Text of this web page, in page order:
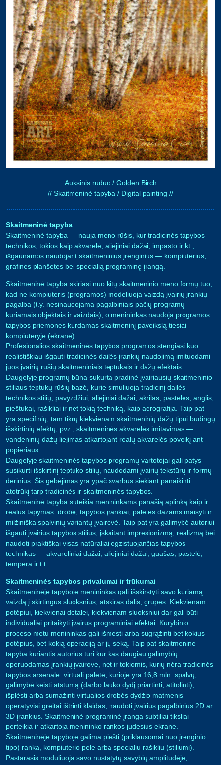
Auksinis ruduo / Golden Birch
// Skaitmeninė tapyba / Digital painting //
Skaitmeninė tapyba
Skaitmeninė tapyba — nauja meno rūšis, kur tradicinės tapybos
technikos, tokios kaip akvarelė, aliejiniai dažai, impasto ir kt.,
išgaunamos naudojant skaitmeninius įrenginius — kompiuterius,
grafines planšetes bei specialią programinę įrangą.
Skaitmeninė tapyba skiriasi nuo kitų skaitmeninio meno formų tuo,
kad ne kompiuteris (programos) modeliuoja vaizdą įvairių įrankių
pagalba (t.y. nesinaudojama pagalbiniais pačių programų
kuriamais objektais ir vaizdais), o menininkas naudoja programos
tapybos priemones kurdamas skaitmeninį paveikslą tiesiai
kompiuteryje (ekrane).
Profesionalios skaitmeninės tapybos programos stengiasi kuo
realistiškiau išgauti tradicinės dailės įrankių naudojimą imituodami
juos įvairių rūšių skaitmeniniais teptukais ir dažų efektais.
Daugelyje programų būna sukurta pradinė įvairiausių skaitmeninio
stiliaus teptukų rūšių bazė, kurie simuliuoja tradicinį dailės
technikos stilių, pavyzdžiui, aliejiniai dažai, akrilas, pastelės, anglis,
pieštukai, rašikliai ir net tokią techniką, kaip aerografija. Taip pat
yra specifinių, tam tikrų kiekvienam skaitmeninių dažų tipui būdingų
išskirtinių efektų, pvz., skaitmeninės akvarelės imitavimas —
vandeninių dažų liejimas atkartojant realų akvarelės poveikį ant
popieriaus.
Daugelyje skaitmeninės tapybos programų vartotojai gali patys
susikurti išskirtinį teptuko stilių, naudodami įvairių tekstūrų ir formų
derinius. Šis gebėjimas yra ypač svarbus siekiant panaikinti
atotrūkį tarp tradicinės ir skaitmeninės tapybos.
Skaitmeninė tapyba suteikia menininkams panašią aplinką kaip ir
realus tapymas: drobė, tapybos įrankiai, paletės dažams maišyti ir
milžiniška spalvinių variantų įvairovė. Taip pat yra galimybė autoriui
išgauti įvairius tapybos stilius, įskaitant impresionizmą, realizmą bei
naudoti praktiškai visas natūraliai egzistuojančias tapybos
technikas — akvareliniai dažai, aliejiniai dažai, guašas, pastelė,
tempera ir t.t.
Skaitmeninės tapybos privalumai ir trūkumai
Skaitmeninėje tapyboje menininkas gali išskirstyti savo kuriamą
vaizdą į skirtingus sluoksnius, atskiras dalis, grupes. Kiekvienam
potėpiui, kiekvienai detalei, kiekvienam sluoksniui dar gali būti
individualiai pritaikyti įvairūs programiniai efektai. Kūrybinio
proceso metu menininkas gali išmesti arba sugrąžinti bet kokius
potėpius, bet kokią operaciją ar jų seką. Taip pat skaitmenine
tapyba kuriantis autorius turi kur kas daugiau galimybių
operuodamas įrankių įvairove, net ir tokiomis, kurių nėra tradicinės
tapybos arsenale: virtuali paletė, kurioje yra 16,8 mln. spalvų;
galimybė keisti atstumą (darbo lauko dydį priartinti, atitolinti);
išplėsti arba sumažinti virtualios drobės dydžio matmenis;
operatyviai greitai ištrinti klaidas; naudoti įvairius pagalbinius 2D ar
3D įrankius. Skaitmeninė programinė įranga subtiliai tiksliai
perteikia ir atkartoja menininko rankos judesius ekrane.
Skaitmeninėje tapyboje galima piešti (priklausomai nuo įrenginio
tipo) ranka, kompiuterio pele arba specialiu rašikliu (stiliumi).
Pastarasis moduliuoja savo nustatytų savybių amplitudėje,